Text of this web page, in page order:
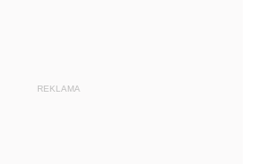
REKLAMA